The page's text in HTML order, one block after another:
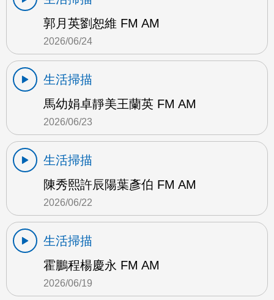
郭月英劉恕維 FM AM
2026/06/24
生活掃描
馬幼娟卓靜美王蘭英 FM AM
2026/06/23
生活掃描
陳秀熙許辰陽葉彥伯 FM AM
2026/06/22
生活掃描
霍鵬程楊慶永 FM AM
2026/06/19